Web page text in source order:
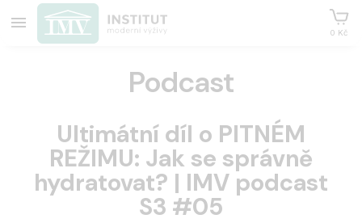
0 Kč
Podcast
Ultimátní díl o PITNÉM
REŽIMU: Jak se správně
hydratovat? | IMV podcast
S3 #05